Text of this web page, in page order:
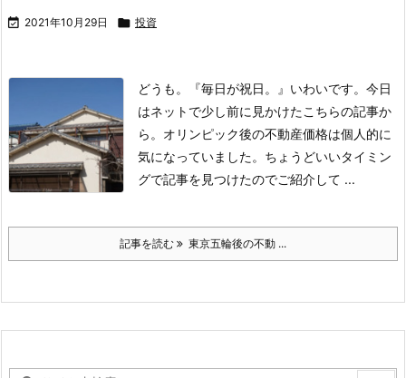
 2021年10月29日  投資
どうも。『毎日が祝日。』いわいです。 今日
はネットで少し前に見かけたこちらの記事か
ら。 オリンピック後の不動産価格は個人的に
気になっていました。 ちょうどいいタイミン
グで記事を見つけたのでご紹介して ...
記事を読む 東京五輪後の不動 ...